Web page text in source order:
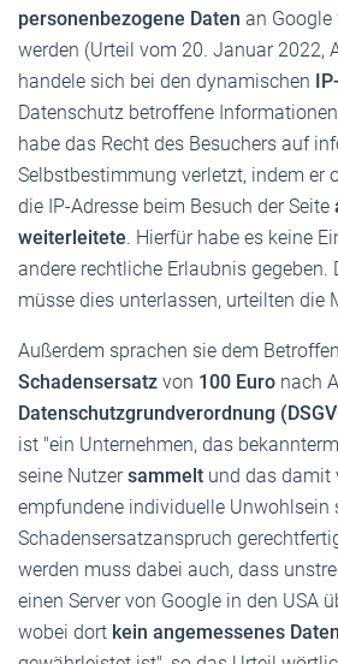
personenbezogene Daten an Google
werden (Urteil vom 20. Januar 2022,
handele sich bei den dynamischen
Datenschutz betroffene
habe das Recht des Besuchers auf
Selbstbestimmung verletzt, indem er
die IP-Adresse beim Besuch der Seite
weiterleitete. Hierfür habe es keine
andere rechtliche Erlaubnis gegeben.
müsse dies unterlassen, urteilten die
Außerdem sprachen sie dem
Schadensersatz von 100 Euro nach
Datenschutzgrundverordnung
ist "ein Unternehmen, das
seine Nutzersammelt und das damit
empfundene individuelle Unwohlsein
Schadensersatzanspruch
werden muss dabei auch, dass
einen Server von Google in den USA
wobei dort kein angemessenes